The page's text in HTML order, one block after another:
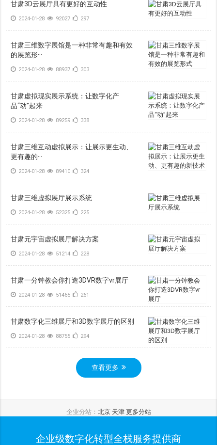
甘肃3D云展厅具有更好的互动性
2024-01-28 92027 297
甘肃三维数字展馆是一种非常有趣和有效
的展览形···
2024-01-28 88937 303
甘肃虚拟现实展示系统：让数字化产
品“动”起来
2024-01-28 89259 338
甘肃三维互动虚拟展示：让展示更生动、
更有趣的···
2024-01-28 89410 324
甘肃三维虚拟展厅展示系统
2024-01-28 52325 225
甘肃元宇宙虚拟展厅解决方案
2024-01-28 51214 228
甘肃一分钟教会你打造3DVR数字vr展厅
2024-01-28 51465 261
甘肃数字化三维展厅和3D数字展厅的区别
2024-01-28 88755 294
查看更多
企业分站： 北京 天津 更多分站
企业级数字化转型全栈服务提供商